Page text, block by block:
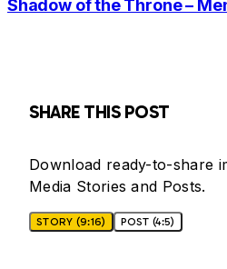
Shadow of the Throne –
SHARE THIS POST
Download ready-to-share
Media Stories and Posts.
STORY (9:16) POST (4:5)